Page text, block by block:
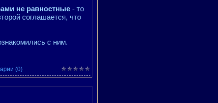
не равностные - то
соглашается, что
с ним.
(0)